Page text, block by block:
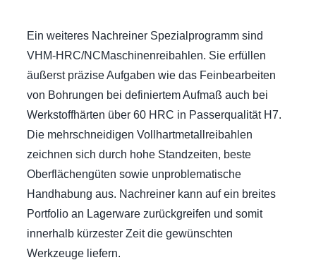
Ein weiteres Nachreiner Spezialprogramm sind
VHM-HRC/NCMaschinenreibahlen. Sie erfüllen
äußerst präzise Aufgaben wie das Feinbearbeiten
von Bohrungen bei definiertem Aufmaß auch bei
Werkstoffhärten über 60 HRC in Passerqualität H7.
Die mehrschneidigen Vollhartmetallreibahlen
zeichnen sich durch hohe Standzeiten, beste
Oberflächengüten sowie unproblematische
Handhabung aus. Nachreiner kann auf ein breites
Portfolio an Lagerware zurückgreifen und somit
innerhalb kürzester Zeit die gewünschten
Werkzeuge liefern.